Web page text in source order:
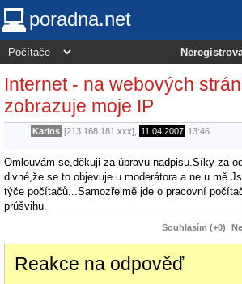
poradna.net
Internet - na webových
zobrazuje moje IP
Karlos [213.168.181.xxx], 11.04.2007 13:46
Omlouvám se,děkuji za úpravu nadpisu.Síky za
divné,že se to objevuje u moderátora a ne u
týče počítačů...Samozřejmě jde o pracovní
průšvihu.
Souhlasím (+0)
Reakce na odpověď